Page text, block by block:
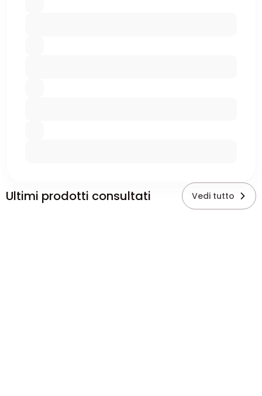
Ultimi prodotti consultati Vedi tutto